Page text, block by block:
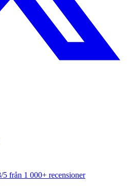
5 från 1 000+ recensioner